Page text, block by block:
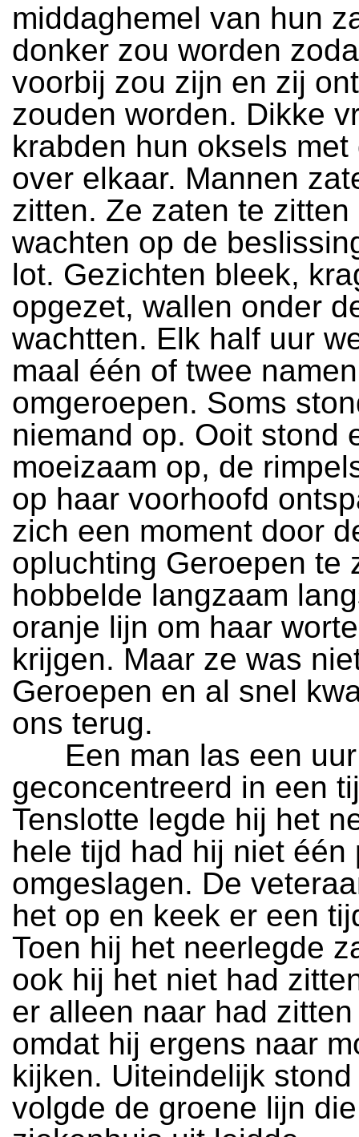
middaghemel van hun
donker zou worden
voorbij zou zijn en zij
zouden worden. Dikke
krabden hun oksels met
over elkaar. Mannen
zitten. Ze zaten te zitten
wachten op de
lot. Gezichten bleek,
opgezet, wallen onder
wachtten. Elk half uur
maal één of twee namen
omgeroepen. Soms
niemand op. Ooit stond
moeizaam op, de
op haar voorhoofd
zich een moment door
opluchting Geroepen te
hobbelde langzaam
oranje lijn om haar
krijgen. Maar ze was
Geroepen en al snel
ons terug.
Een man las een uur
geconcentreerd in een
Tenslotte legde hij het
hele tijd had hij niet één
omgeslagen. De
het op en keek er een
Toen hij het neerlegde
ook hij het niet had
er alleen naar had
omdat hij ergens naar
kijken. Uiteindelijk
volgde de groene lijn